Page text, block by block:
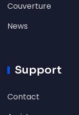
Couverture
News
Support
Contact